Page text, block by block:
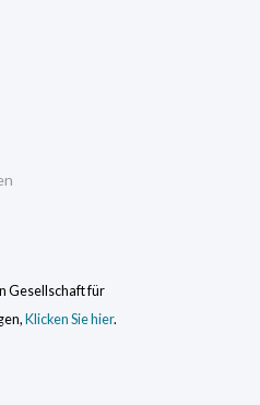
Gesellschaft für
Klicken Sie hier.